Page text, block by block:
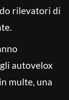
rilevatori di
autovelox
multe, una